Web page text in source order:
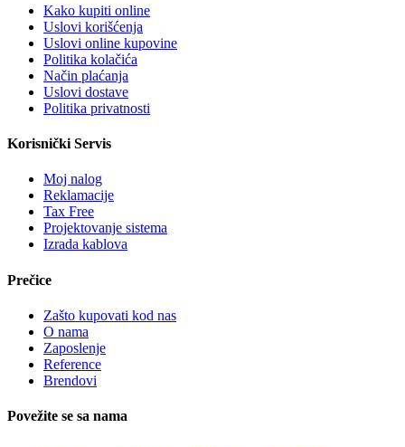
Kako kupiti online
Uslovi korišćenja
Uslovi online kupovine
Politika kolačića
Način plaćanja
Uslovi dostave
Politika privatnosti
Korisnički Servis
Moj nalog
Reklamacije
Tax Free
Projektovanje sistema
Izrada kablova
Prečice
Zašto kupovati kod nas
O nama
Zaposlenje
Reference
Brendovi
Povežite se sa nama